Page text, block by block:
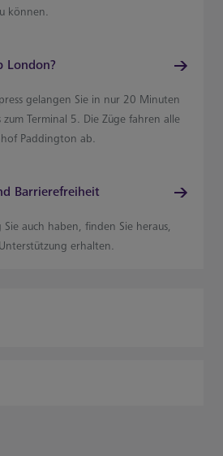
können.
London?
gelangen Sie in nur 20 Minuten
Terminal 5. Die Züge fahren alle
Paddington ab.
Barrierefreiheit
auch haben, finden Sie heraus,
erhalten.